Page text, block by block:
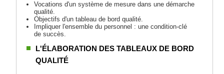
Vocations d'un système de mesure dans une démarche
qualité.
Objectifs d'un tableau de bord qualité.
Impliquer l'ensemble du personnel : une condition-clé
de succès.
L'ÉLABORATION DES TABLEAUX DE BORD
QUALITÉ